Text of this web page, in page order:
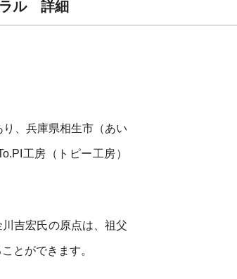
ラル 詳細
、兵庫県相生市（あい
工房（トピー工房）
吉宏氏の原点は、祖父
とができます。